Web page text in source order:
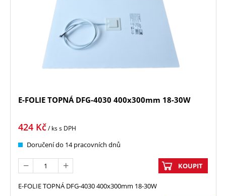
E-FOLIE TOPNÁ DFG-4030 400x300mm 18-30W
424 Kč/ kss DPH
Doručení do 14 pracovních dnů
KOUPIT
E-FOLIE TOPNÁ DFG-4030 400x300mm 18-30W